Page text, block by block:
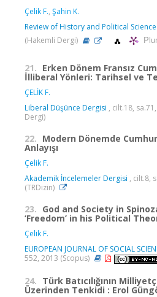
Çelik F., Şahin K.
Review of History and Political Science
(Hakemli Dergi)
21. Erken Dönem Fransız
İlliberal Yönleri: Tarihsel ve
ÇELİK F.
Liberal Düşünce Dergisi , cilt.18,
Dergi)
22. Modern Dönemde
Anlayışı
Çelik F.
Akademik İncelemeler Dergisi , cilt.8,
(TRDizin)
23. God and Society in
‘Freedom’ in his Political
Çelik F.
EUROPEAN JOURNAL OF SOCIAL
552, 2013 (Scopus)
24. Türk Batıcılığının
Üzerinden Tenkidi : Erol